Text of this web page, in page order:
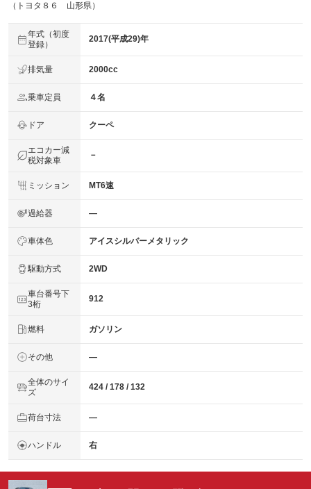
（トヨタ８６ 山形県）
年式（初度
登録）
2017(平成29)年
排気量 2000cc
乗車定員 ４名
ドア クーペ
エコカー減
税対象車
－
ミッション MT6速
過給器 ―
車体色 アイスシルバーメタリック
駆動方式 2WD
車台番号下
3桁
912
燃料 ガソリン
その他 ―
全体のサイ
ズ
424 / 178 / 132
荷台寸法 ―
ハンドル 右